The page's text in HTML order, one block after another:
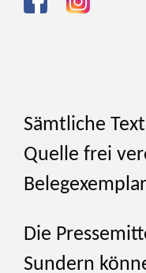
Sämtliche
Quelle frei
Die
Sundern